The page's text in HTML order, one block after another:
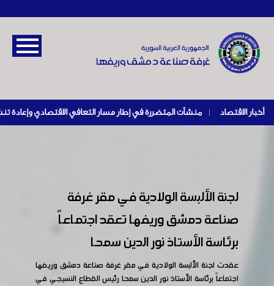
أخبار الاقتصاد |
لجنة الألبسة الولادية في مقر غرفة
صناعة دمشق وريفها تعقد اجتماعاً
برئاسة الأستاذ نور الدين سمحا
عقدت لجنة الألبسة الولادية في مقر غرفة صناعة دمشق وريفها
اجتماعاً برئاسة الأستاذ نور الدين سمحا رئيس القطاع النسيجي في